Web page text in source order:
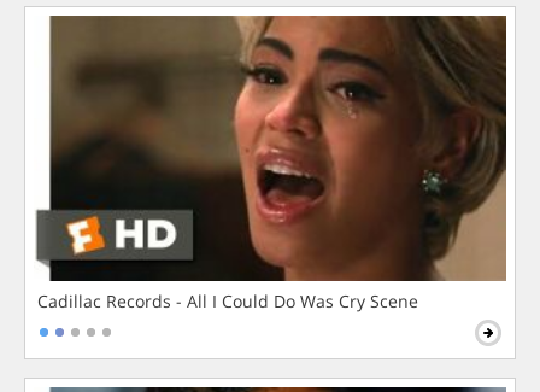
Cadillac Records - All I Could Do Was Cry Scene